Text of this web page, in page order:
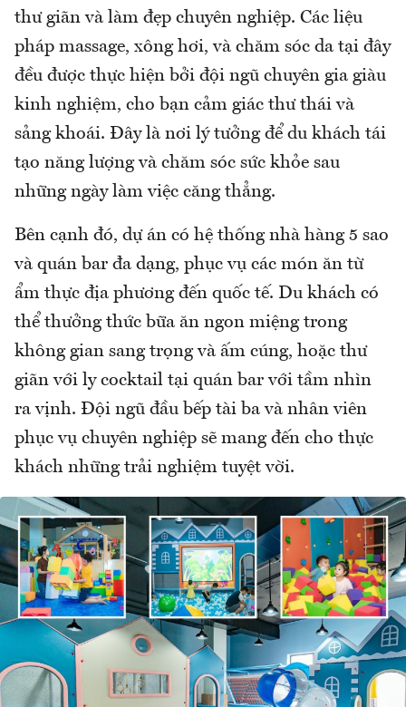
thư giãn và làm đẹp chuyên nghiệp. Các liệu
pháp massage, xông hơi, và chăm sóc da tại đây
đều được thực hiện bởi đội ngũ chuyên gia giàu
kinh nghiệm, cho bạn cảm giác thư thái và
sảng khoái. Đây là nơi lý tưởng để du khách tái
tạo năng lượng và chăm sóc sức khỏe sau
những ngày làm việc căng thẳng.
Bên cạnh đó, dự án có hệ thống nhà hàng 5 sao
và quán bar đa dạng, phục vụ các món ăn từ
ẩm thực địa phương đến quốc tế. Du khách có
thể thưởng thức bữa ăn ngon miệng trong
không gian sang trọng và ấm cúng, hoặc thư
giãn với ly cocktail tại quán bar với tầm nhìn
ra vịnh. Đội ngũ đầu bếp tài ba và nhân viên
phục vụ chuyên nghiệp sẽ mang đến cho thực
khách những trải nghiệm tuyệt vời.